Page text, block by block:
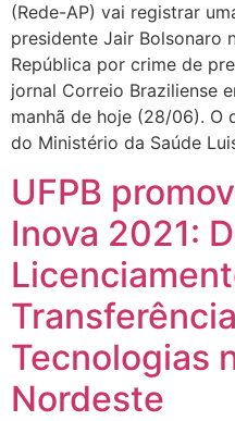
(Rede-AP) vai registrar
presidente Jair Bolsonaro
República por crime de
jornal Correio Braziliense
manhã de hoje (28/06). O
do Ministério da Saúde
UFPB
Inova 2021:
Tecnologias
Nordeste